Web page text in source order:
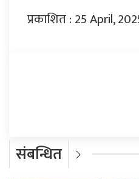
प्रकाशित : 25 April,
संबन्धित